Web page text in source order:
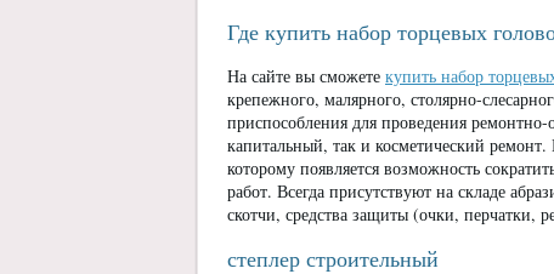
Где купить набор торцевых
На сайте вы сможете купить набор
крепежного, малярного, столярно-
приспособления для проведения
капитальный, так и косметический
которому появляется возможность
работ. Всегда присутствуют на складе
скотчи, средства защиты (очки, перчатки,
степлер строительный